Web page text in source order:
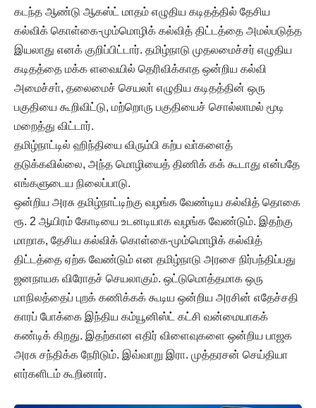
கடந்த ஆண்டு ஆகஸ்ட் மாதம் எழுதிய கடிதத்தில் தேசிய
கல்விக் கொள்கை-மும்மொழிக் கல்வித் திட்டத்தை அமல்படுத்த
இயலாது எனக் குறிப்பிட்டார். தமிழ்நாடு முதலமைச்சர் எழுதிய
கடிதத்தை மக்க ளவையில் தெரிவிக்காத ஒன்றிய கல்வி
அமைச்சா், தலைமைச் செயலா் எழுதிய கடிதத்தின் ஒரு
பகுதியை கூறிவிட்டு, மற்றொரு பகுதியைச் சொல்லாமல் மூடி
மறைத்து விட்டார்.
தமிழ்நாட்டில் ஹிந்தியை விரும்பி கற்ப வா்களைத்
தடுக்கவில்லை, அந்த மொழியைத் திணிக் கக் கூடாது என்பதே
எங்களுடைய நிலைப்பாடு.
ஒன்றிய அரசு தமிழ்நாட்டிற்கு வழங்க வேண்டிய கல்வித் தொகை
ரூ. 2 ஆயிரம் கோடியை உடனடியாக வழங்க வேண்டும். இதற்கு
மாறாக, தேசிய கல்விக் கொள்கை-மும்மொழிக் கல்வித்
திட்டத்தை ஏற்க வேண்டும் என தமிழ்நாடு அரசை நிர்பந்திப்பது
ஜனநாயக விரோதச் செயலாகும். ஒட்டுமொத்தமாக ஒரு
மாநிலத்தைப் புறக் கணிக்கக் கூடிய ஒன்றிய அரசின் எதேச்சதி
காரப் போக்கை இந்திய கம்யூனிஸ்ட் கட்சி வன்மையாகக்
கண்டிக் கிறது. இதற்கான எதிர் விளைவுகளை ஒன்றிய பாஜக
அரசு சந்திக்க நேரிடும். இவ்வாறு இரா. முத்தரசன் செய்தியா
ளர்களிடம் கூறினார்.